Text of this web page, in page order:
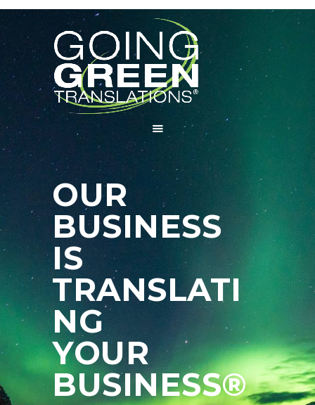
OUR
BUSINESS
IS
TRANSLATI
NG
YOUR
BUSINESS®
CHI SIAMO
SERVIZI
COLLABORA
CONTATTI